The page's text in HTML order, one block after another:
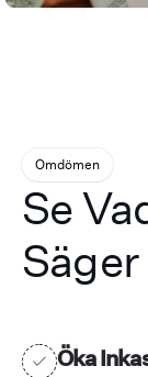
Omdömen
Se
Öka